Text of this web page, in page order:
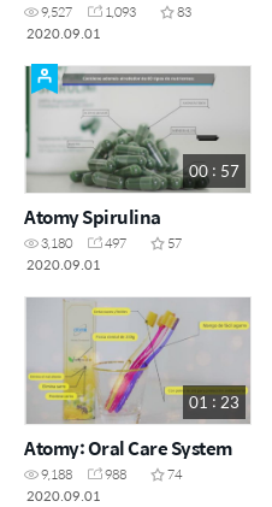
9,527 1,093
83
2020.09.01
00 : 57
Atomy Spirulina
3,180 497
57
2020.09.01
01 : 23
Atomy: Oral Care System
9,188 988
74
2020.09.01